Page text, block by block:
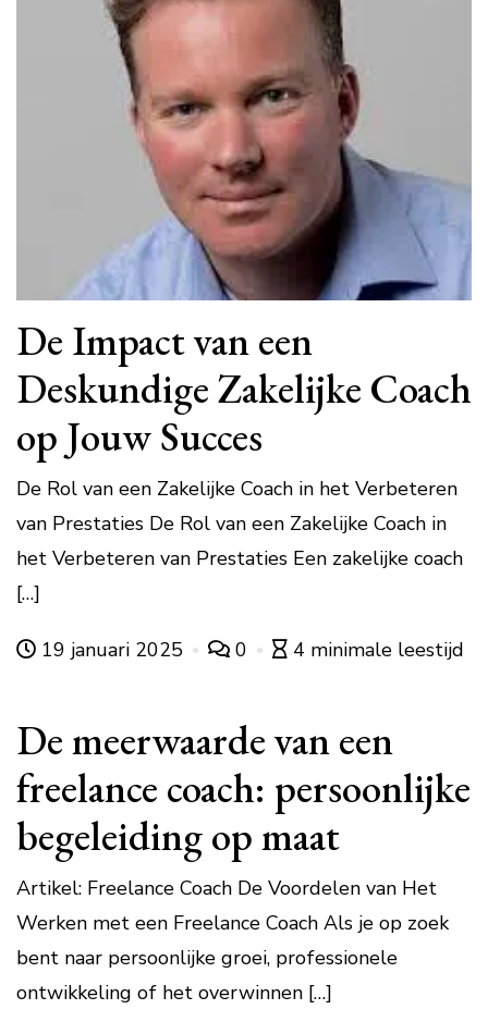
De Impact van een
Deskundige Zakelijke Coach
op Jouw Succes
De Rol van een Zakelijke Coach in het Verbeteren
van Prestaties De Rol van een Zakelijke Coach in
het Verbeteren van Prestaties Een zakelijke coach
[…]
19 januari 2025 0 4 minimale leestijd
De meerwaarde van een
freelance coach: persoonlijke
begeleiding op maat
Artikel: Freelance Coach De Voordelen van Het
Werken met een Freelance Coach Als je op zoek
bent naar persoonlijke groei, professionele
ontwikkeling of het overwinnen […]